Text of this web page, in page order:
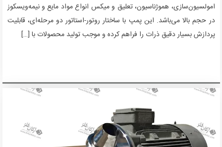
امولسیون‌سازی، هموژناسیون، تعلیق و میکس انواع مواد مایع و نیمه‌ویسکوز
در حجم بالا می‌باشد. این پمپ با ساختار روتور-استاتور دو مرحله‌ای، قابلیت
پردازش بسیار دقیق ذرات را فراهم کرده و موجب تولید محصولات با […]